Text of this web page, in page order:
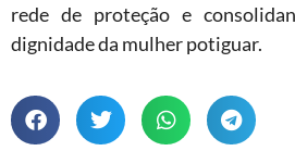
rede de proteção e
dignidade da mulher potiguar.